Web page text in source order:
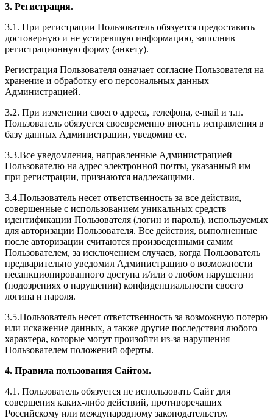
3. Регистрация.
3.1. При регистрации Пользователь обязуется предоставить
достоверную и не устаревшую информацию, заполнив
регистрационную форму (анкету).
Регистрация Пользователя означает согласие Пользователя на
хранение и обработку его персональных данных
Администрацией.
3.2. При изменении своего адреса, телефона, e-mail и т.п.
Пользователь обязуется своевременно вносить исправления в
базу данных Администрации, уведомив ее.
3.3.Все уведомления, направленные Администрацией
Пользователю на адрес электронной почты, указанный им
при регистрации, признаются надлежащими.
3.4.Пользователь несет ответственность за все действия,
совершенные с использованием уникальных средств
идентификации Пользователя (логин и пароль), используемых
для авторизации Пользователя. Все действия, выполненные
после авторизации считаются произведенными самим
Пользователем, за исключением случаев, когда Пользователь
предварительно уведомил Администрацию о возможности
несанкционированного доступа и/или о любом нарушении
(подозрениях о нарушении) конфиденциальности своего
логина и пароля.
3.5.Пользователь несет ответственность за возможную потерю
или искажение данных, а также другие последствия любого
характера, которые могут произойти из-за нарушения
Пользователем положений оферты.
4. Правила пользования Сайтом.
4.1. Пользователь обязуется не использовать Сайт для
совершения каких-либо действий, противоречащих
Российскому или международному законодательству.